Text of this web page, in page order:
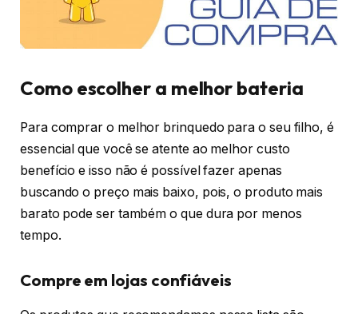
Como escolher a melhor bateria
Para comprar o melhor brinquedo para o seu filho, é
essencial que você se atente ao melhor custo
benefício e isso não é possível fazer apenas
buscando o preço mais baixo, pois, o produto mais
barato pode ser também o que dura por menos
tempo.
Compre em lojas confiáveis